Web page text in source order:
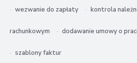
wezwanie do zapłaty kontrola
rachunkowym dodawanie umowy o
szablony faktur